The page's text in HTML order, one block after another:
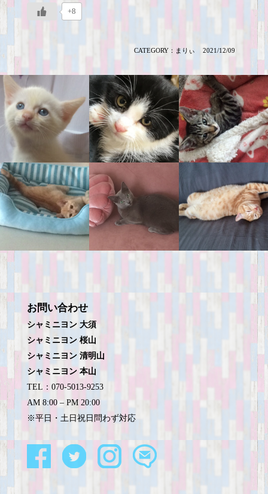
+8
CATEGORY： まりぃ 2021/12/09
お問い合わせ
シャミニヨン 大須
シャミニヨン 桜山
シャミニヨン 清明山
シャミニヨン 本山
TEL：070-5013-9253
AM 8:00 – PM 20:00
※平日・土日祝日問わず対応